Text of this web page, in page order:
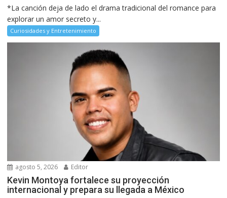
*La canción deja de lado el drama tradicional del romance para
explorar un amor secreto y...
Curiosidades y Entretenimiento
agosto 5, 2026 Editor
Kevin Montoya fortalece su proyección
internacional y prepara su llegada a México